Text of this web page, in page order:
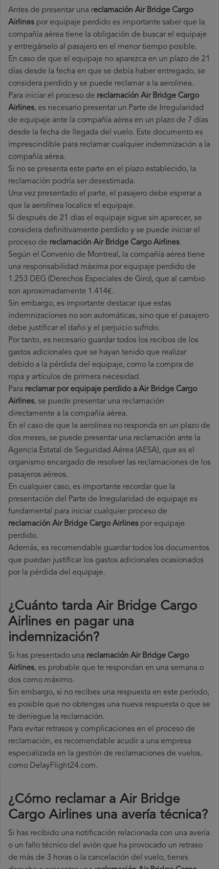
Antes de presentar una reclamación Air Bridge Cargo
Airlines por equipaje perdido es importante saber que la
compañía aérea tiene la obligación de buscar el equipaje
y entregárselo al pasajero en el menor tiempo posible.
En caso de que el equipaje no aparezca en un plazo de 21
días desde la fecha en que se debía haber entregado, se
considera perdido y se puede reclamar a la aerolínea.
Para iniciar el proceso de reclamación Air Bridge Cargo
Airlines, es necesario presentar un Parte de Irregularidad
de equipaje ante la compañía aérea en un plazo de 7 días
desde la fecha de llegada del vuelo. Este documento es
imprescindible para reclamar cualquier indemnización a la
compañía aérea.
Si no se presenta este parte en el plazo establecido, la
reclamación podría ser desestimada.
Una vez presentado el parte, el pasajero debe esperar a
que la aerolínea localice el equipaje.
Si después de 21 días el equipaje sigue sin aparecer, se
considera definitivamente perdido y se puede iniciar el
proceso de reclamación Air Bridge Cargo Airlines.
Según el Convenio de Montreal, la compañía aérea tiene
una responsabilidad máxima por equipaje perdido de
1.253 DEG (Derechos Especiales de Giro), que al cambio
son aproximadamente 1.414€.
Sin embargo, es importante destacar que estas
indemnizaciones no son automáticas, sino que el pasajero
debe justificar el daño y el perjuicio sufrido.
Por tanto, es necesario guardar todos los recibos de los
gastos adicionales que se hayan tenido que realizar
debido a la pérdida del equipaje, como la compra de
ropa y artículos de primera necesidad.
Para reclamar por equipaje perdido a Air Bridge Cargo
Airlines, se puede presentar una reclamación
directamente a la compañía aérea.
En el caso de que la aerolínea no responda en un plazo de
dos meses, se puede presentar una reclamación ante la
Agencia Estatal de Seguridad Aérea (AESA), que es el
organismo encargado de resolver las reclamaciones de los
pasajeros aéreos.
En cualquier caso, es importante recordar que la
presentación del Parte de Irregularidad de equipaje es
fundamental para iniciar cualquier proceso de
reclamación Air Bridge Cargo Airlines por equipaje
perdido.
Además, es recomendable guardar todos los documentos
que puedan justificar los gastos adicionales ocasionados
por la pérdida del equipaje.
¿Cuánto tarda Air Bridge Cargo
Airlines en pagar una
indemnización?
Si has presentado una reclamación Air Bridge Cargo
Airlines, es probable que te respondan en una semana o
dos como máximo.
Sin embargo, si no recibes una respuesta en este período,
es posible que no obtengas una nueva respuesta o que se
te deniegue la reclamación.
Para evitar retrasos y complicaciones en el proceso de
reclamación, es recomendable acudir a una empresa
especializada en la gestión de reclamaciones de vuelos,
como DelayFlight24.com.
¿Cómo reclamar a Air Bridge
Cargo Airlines una avería técnica?
Si has recibido una notificación relacionada con una avería
o un fallo técnico del avión que ha provocado un retraso
de más de 3 horas o la cancelación del vuelo, tienes